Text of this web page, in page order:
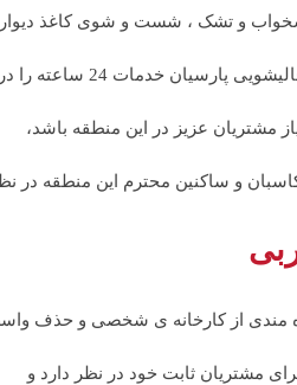
و تشک ، شست و شوی کاغذ
در طول هفته برای این منطقه در نظر گرفته است.
مشتریان عزیز در این منطقه باشد،
و ساکنین محترم این منطقه در
مندی از کارخانه ی شخصی و حذف
مشتریان ثابت خود در نظر دارد و